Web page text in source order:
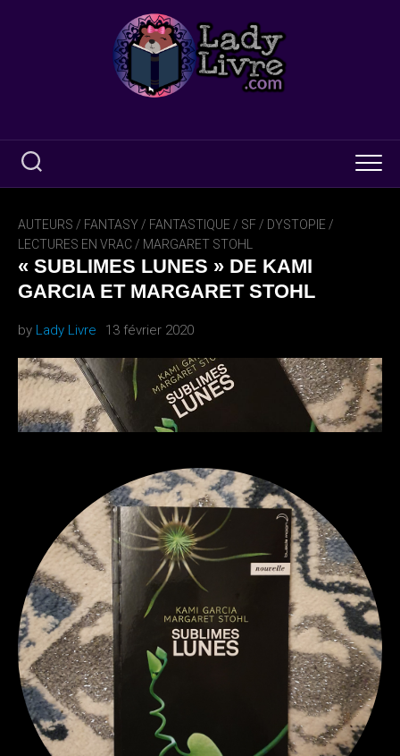
AUTEURS / FANTASY / FANTASTIQUE / SF / DYSTOPIE /
LECTURES EN VRAC / MARGARET STOHL
« SUBLIMES LUNES » DE KAMI
GARCIA ET MARGARET STOHL
by Lady Livre 13 février 2020